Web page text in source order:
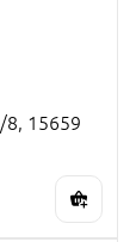
8, 15659